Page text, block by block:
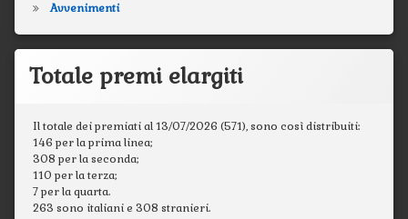
Avvenimenti
Totale premi elargiti
Il totale dei premiati al 13/07/2026 (571), sono così distribuiti:
146 per la prima linea;
308 per la seconda;
110 per la terza;
7 per la quarta.
263 sono italiani e 308 stranieri.